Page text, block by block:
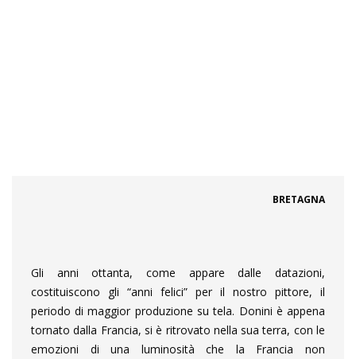
BRETAGNA
Gli anni ottanta, come appare dalle datazioni,
costituiscono gli “anni felici” per il nostro pittore, il
periodo di maggior produzione su tela. Donini è appena
tornato dalla Francia, si è ritrovato nella sua terra, con le
emozioni di una luminosità che la Francia non